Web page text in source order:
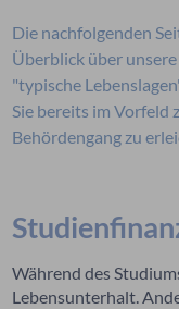
Die nachfolgenden
Überblick über
"typische
Sie bereits im Vorfeld
Behördengang zu
Während des
Lebensunterhalt.